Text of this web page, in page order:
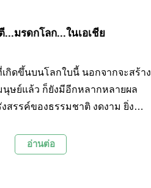
...มรดกโลก...ในเอเชีย
กิดขึ้นบนโลกใบนี้ นอกจากจะสร้าง
ษย์แล้ว ก็ยังมีอีกหลากหลายผล
งสรรค์ของธรรมชาติ งดงาม ยิ่ง
อเชีย ที่ได้รับการยกย่องให้เป็น
ค์การยูเนสโก และยังเป็นสถานที่
มนิยมจากท่องเที่ยวทั่วทุกมุมโลก
อ่านต่อ